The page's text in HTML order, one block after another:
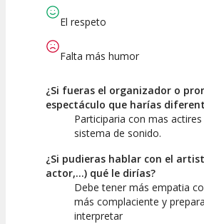
Espectáculo
El respeto
Falta más humor
¿Si fueras el organizador o
espectáculo que harías
Participaria con mas
sistema de sonido.
¿Si pudieras hablar con el
actor,...) qué le dirías?
Debe tener más empatia
más complaciente y
interpretar